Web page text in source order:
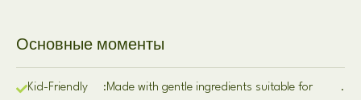
Основные моменты
Kid-Friendly
:Made with gentle ingredients suitable for
.